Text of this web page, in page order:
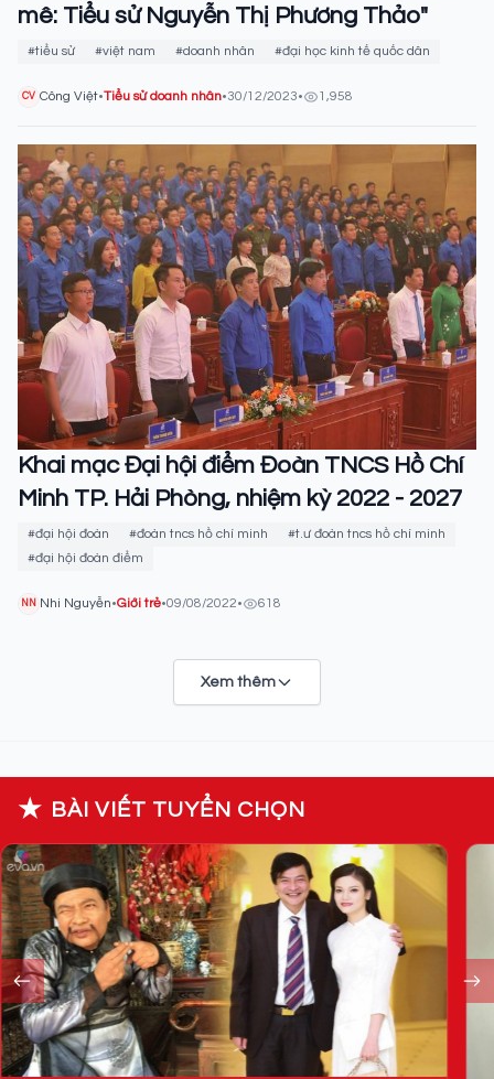
mê: Tiểu sử Nguyễn Thị Phương Thảo"
#tiểu sử #việt nam #doanh nhân #đại học kinh tế quốc dân
CV Công Việt•Tiểu sử doanh nhân•30/12/2023• 1,958
Khai mạc Đại hội điểm Đoàn TNCS Hồ Chí
Minh TP. Hải Phòng, nhiệm kỳ 2022 - 2027
#đại hội đoàn #đoàn tncs hồ chí minh
#t.ư đoàn tncs hồ chí minh
#đại hội đoàn điểm
NN Nhi Nguyễn•Giới trẻ•09/08/2022• 618
Xem thêm
★ BÀI VIẾT TUYỂN CHỌN